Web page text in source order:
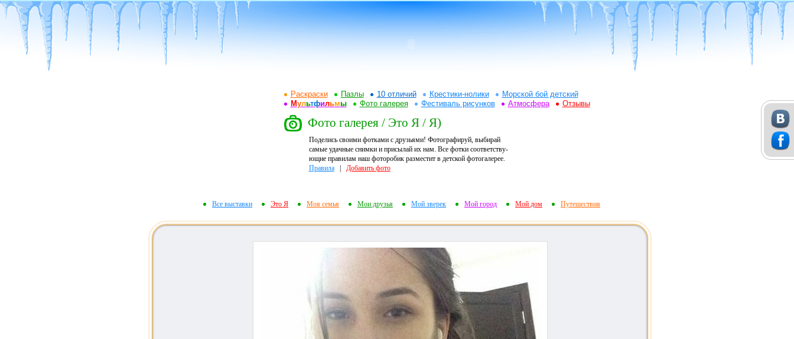
Раскраски Пазлы 10 отличий Крестики-нолики
Морской бой детский
Мультфильмы Фото галерея Фестиваль рисунков Атмосфера Отзывы
Фото галерея / Это Я / Я)
Поделись своими фотками с друзьями! Фотографируй, выбирай
самые удачные снимки и присылай их нам. Все фотки соответству-
ющие правилам наш фоторобик разместит в детской фотогалерее.
Правила| Добавить фото
Все выставки Это Я Моя семья Мои друзья Мой зверек Мой город Мой дом Путешествия